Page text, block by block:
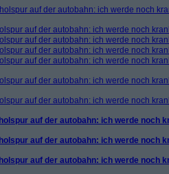
auf der autobahn: ich werde noch
auf der autobahn: ich werde noch
auf der autobahn: ich werde noch
auf der autobahn: ich werde noch
auf der autobahn: ich werde noch
auf der autobahn: ich werde noch
auf der autobahn: ich werde noch
auf der autobahn: ich werde noch
auf der autobahn: ich werde noch
auf der autobahn: ich werde noch